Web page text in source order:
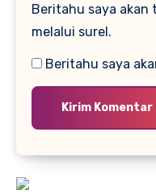
Beritahu saya
melalui surel.
Beritahu saya